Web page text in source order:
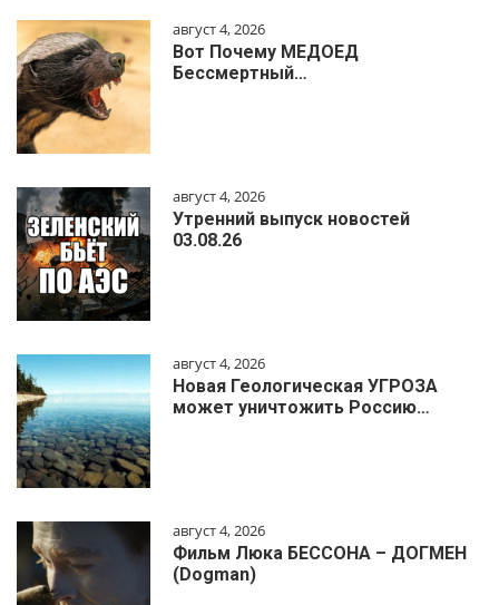
август 4, 2026
Вот Почему МЕДОЕД
Бессмертный…
август 4, 2026
Утренний выпуск новостей
03.08.26
август 4, 2026
Новая Геологическая УГРОЗА
может уничтожить Россию…
август 4, 2026
Фильм Люка БЕССОНА – ДОГМЕН
(Dogman)